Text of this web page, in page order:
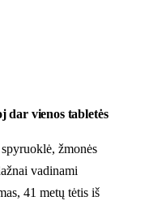
dar vienos tabletės
žmonės
vadinami
41 metų tėtis iš